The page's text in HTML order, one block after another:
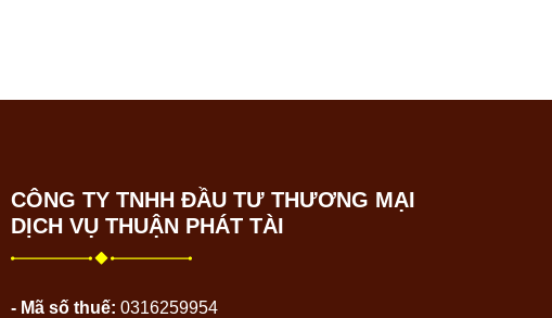
CÔNG TY TNHH ĐẦU TƯ THƯƠNG MẠI
DỊCH VỤ THUẬN PHÁT TÀI
- Mã số thuế: 0316259954